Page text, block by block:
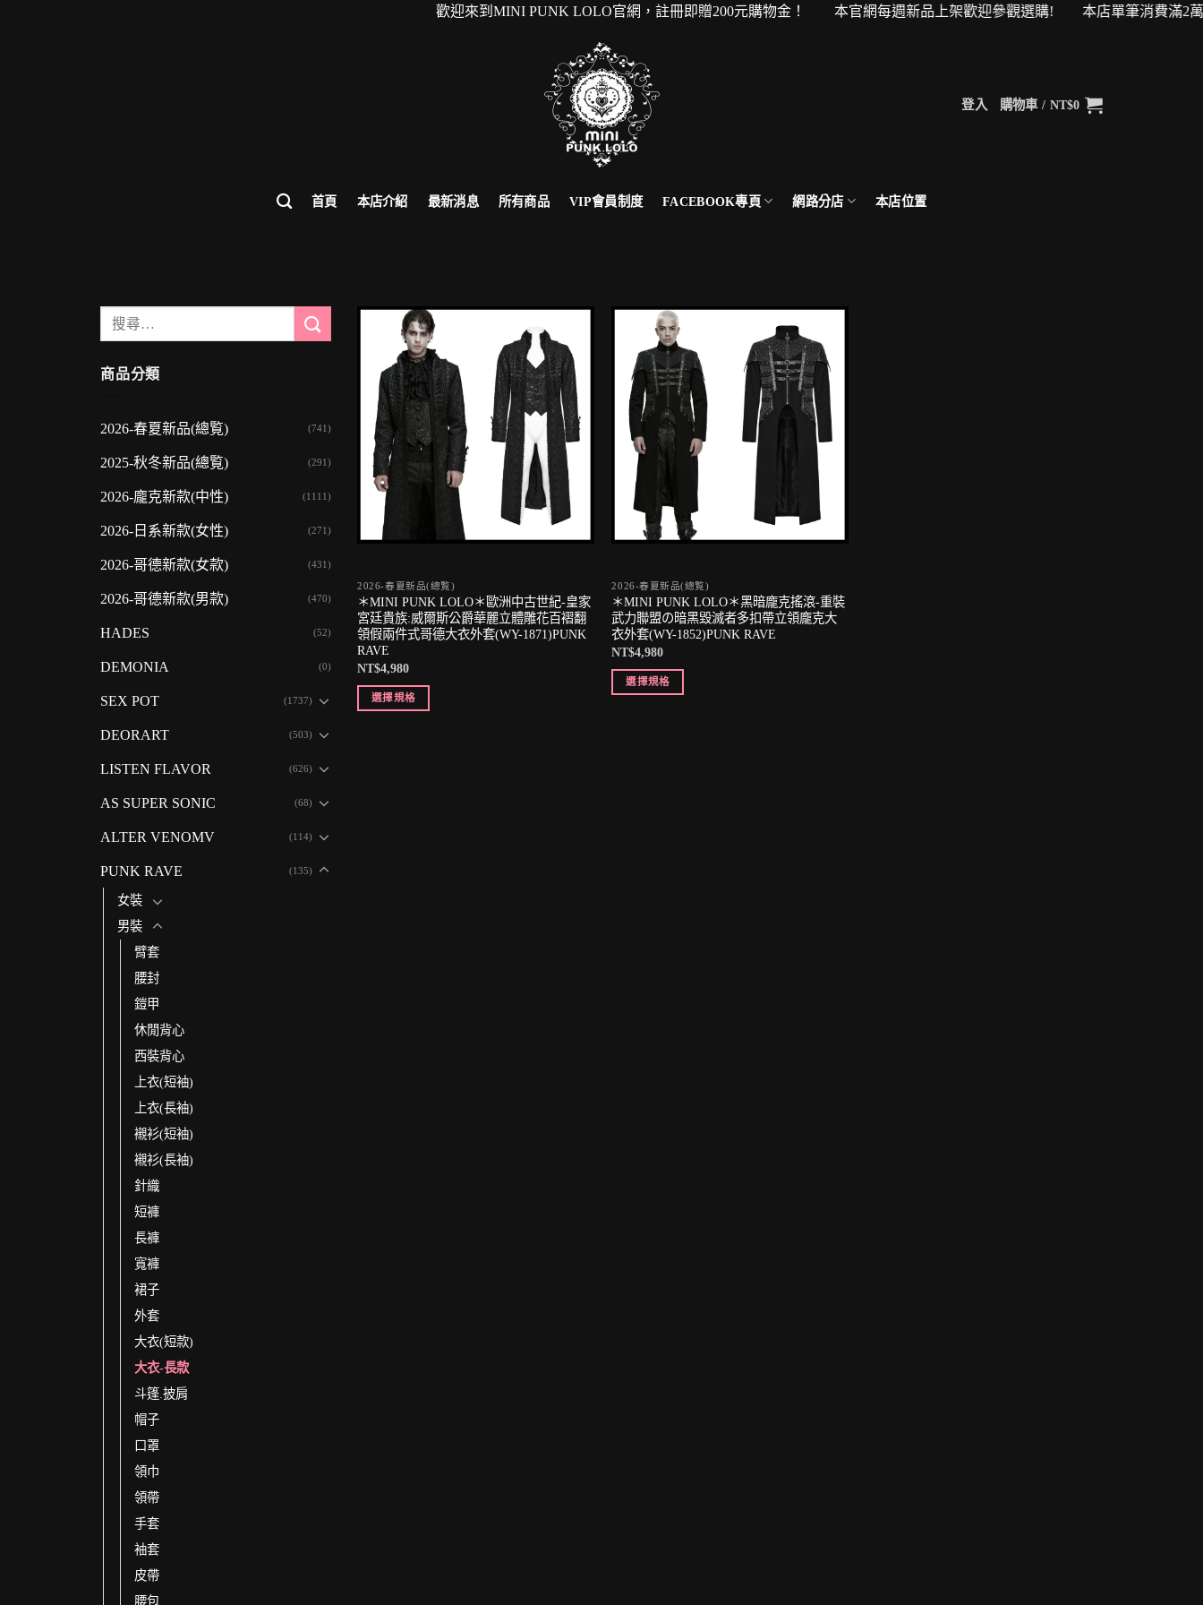
歡迎來到MINI PUNK LOLO官網，註冊即贈200元購物金！ 本官網每週新品上架歡迎參觀選購! 本店單筆消費滿2萬及
登入 購物車 / NT$0
首頁 本店介紹 最新消息 所有商品 VIP會員制度 FACEBOOK專頁 網路分店 本店位置
鍵
商品分類
2026-春夏新品(總覧) (741)
2025-秋冬新品(總覧) (291)
2026-龐克新款(中性) (1111)
2026-日系新款(女性) (271)
2026-哥德新款(女款) (431)
2026-哥德新款(男款) (470)
HADES (52)
DEMONIA (0)
SEX POT (1737)
DEORART (503)
LISTEN FLAVOR (626)
AS SUPER SONIC (68)
ALTER VENOMV (114)
PUNK RAVE (135)
女裝
男裝
臂套
腰封
鎧甲
休閒背心
西裝背心
上衣(短袖)
上衣(長袖)
襯衫(短袖)
襯衫(長袖)
針織
短褲
長褲
寬褲
裙子
外套
大衣(短款)
大衣-長款
斗篷.披肩
帽子
口罩
領巾
領帶
手套
袖套
皮帶
腰包
2026-春夏新品(總覧)
＊MINI PUNK LOLO＊歐洲中古世紀-皇家
宮廷貴族:威爾斯公爵華麗立體雕花百褶翻
領假兩件式哥德大衣外套(WY-1871)PUNK
RAVE
NT$4,980
選擇規格
2026-春夏新品(總覧)
＊MINI PUNK LOLO＊黑暗龐克搖滾-重裝
武力聯盟の暗黑毀滅者多扣帶立領龐克大
衣外套(WY-1852)PUNK RAVE
NT$4,980
選擇規格